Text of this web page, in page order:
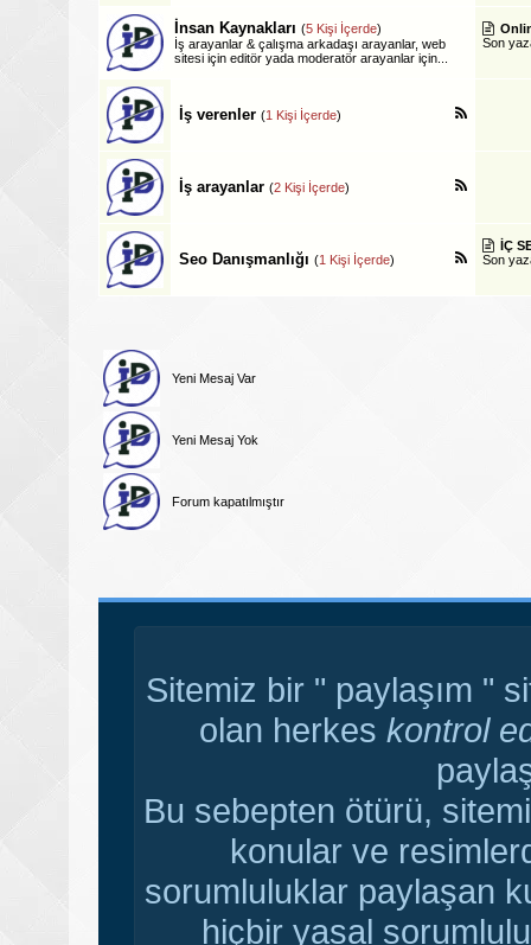
İnsan Kaynakları (5 Kişi İçerde)
İş arayanlar & çalışma arkadaşı arayanlar, web
sitesi için editör yada moderatör arayanlar için...
Son
İş verenler (1 Kişi İçerde)
İş arayanlar (2 Kişi İçerde)
Seo Danışmanlığı (1 Kişi İçerde)
İÇ
Son
Yeni Mesaj Var
Yeni Mesaj Yok
Forum kapatılmıştır
Sitemiz bir " paylaşım "
olan herkes kontrol
Bu sebepten ötürü,
konular ve
sorumluluklar paylaşan
hiçbir yasal